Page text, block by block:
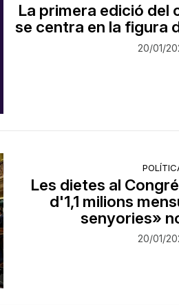
La primera edició del
se centra en la figura
20/01/
Les dietes al
d'1,1 milions
senyories»
20/01/